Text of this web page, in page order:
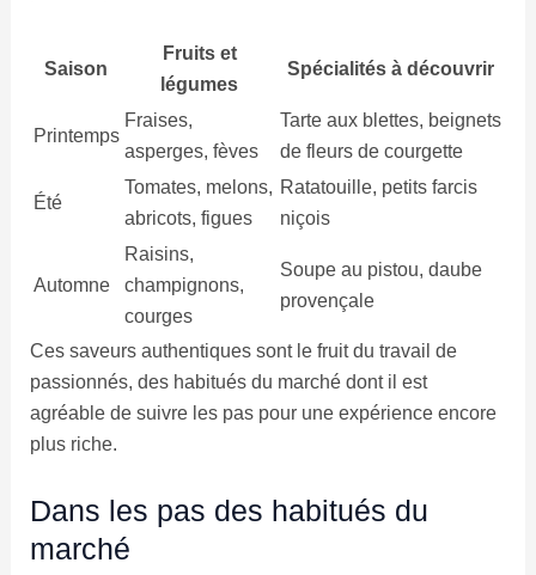
Saison
Fruits et
légumes
Spécialités à découvrir
Printemps
Fraises,
asperges, fèves
Tarte aux blettes, beignets
de fleurs de courgette
Été
Tomates, melons,
abricots, figues
Ratatouille, petits farcis
niçois
Automne
Raisins,
champignons,
courges
Soupe au pistou, daube
provençale
Ces saveurs authentiques sont le fruit du travail de
passionnés, des habitués du marché dont il est
agréable de suivre les pas pour une expérience encore
plus riche.
Dans les pas des habitués du
marché